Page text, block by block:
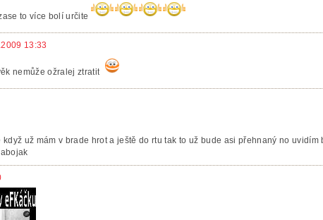
to více bolí určite
13:33
nemůže ožralej ztratit
už mám v brade hrot a ještě do rtu tak to už bude asi přehnaný no uvidím